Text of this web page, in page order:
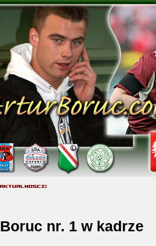
Boruc nr. 1 w kadrze